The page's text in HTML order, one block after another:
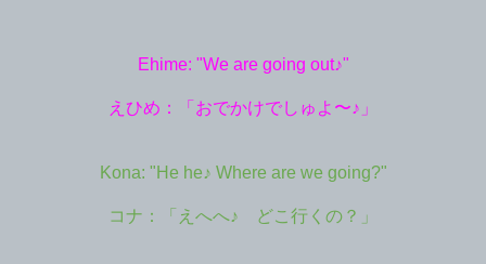
Ehime: "We are going out♪"
えひめ：「おでかけでしゅよ〜♪」
Kona: "He he♪ Where are we going?"
コナ：「えへへ♪ どこ行くの？」